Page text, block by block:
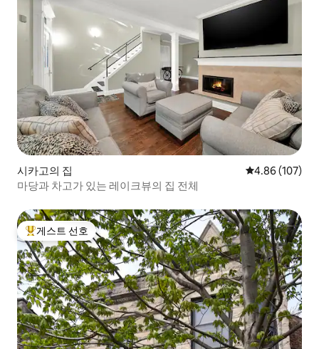
시카고의 집 평점 4.86점(5
4.86 (107)
마당과 차고가 있는 레이크뷰의 집 전체
상위 게스트 선호
게스트 선호